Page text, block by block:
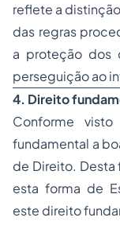
reflete a
das regras
a proteção dos
perseguição ao
4. Direito
Conforme
fundamental a
de Direito. Desta
esta forma de
este direito